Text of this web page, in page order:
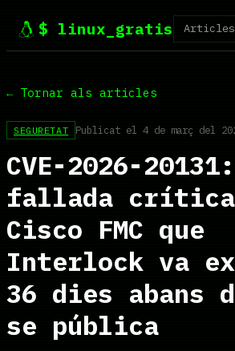
$ linux_gratis Articles
← Tornar als articles
SEGURETAT Publicat el 4 de març del
CVE-2026-
fallada crítica
Cisco FMC que
Interlock va
36 dies abans
se pública